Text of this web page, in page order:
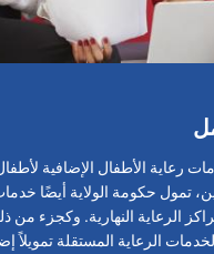
رعاية الأطفال الإضافية
تمول حكومة الولاية أيضًا
الرعاية النهارية. وكجزء من
الرعاية المستقلة تمويلاً